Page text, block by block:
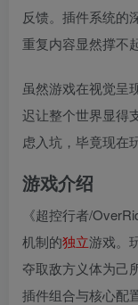
反馈。插件系统的
重复内容显然撑不
虽然游戏在视觉呈
迟让整个世界显得
虑入坑，毕竟现在
游戏介绍
《超控行者/
机制的独立游戏。
夺取敌方义体为己
插件组合与核心配